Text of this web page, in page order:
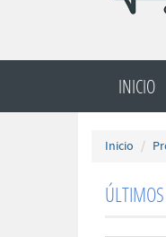
INICIO
Inicio
ÚLTIMOS